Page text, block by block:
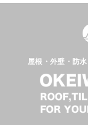
屋根・外壁・防